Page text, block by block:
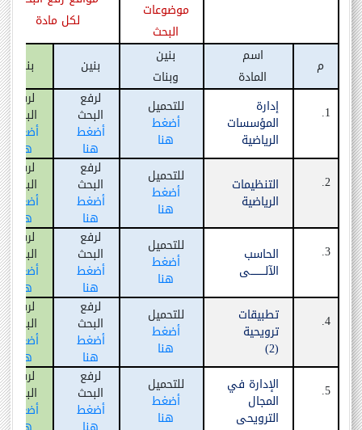
موضوعات
البحث
لكل مادة
م
اسم
المادة
بنين
وبنات
بنين بنات
1. إدارة
المؤسسات
الرياضية
للتحميل
أضغط
هنا
لرفع
البحث
أضغط
هنا
لرفع
البحث
أضغط
هنا
2.
التنظيمات
الرياضية
للتحميل
أضغط
هنا
لرفع
البحث
أضغط
هنا
لرفع
البحث
أضغط
هنا
3.
الحاسب
الآلـــــــــى
للتحميل
أضغط
هنا
لرفع
البحث
أضغط
هنا
لرفع
البحث
أضغط
هنا
4.
تطبيقات
ترويحية
(
2
)
للتحميل
أضغط
هنا
لرفع
البحث
أضغط
هنا
لرفع
البحث
أضغط
هنا
5.
الإدارة في
المجال
الترويحى
للتحميل
أضغط
هنا
لرفع
البحث
أضغط
لرفع
البحث
أضغط